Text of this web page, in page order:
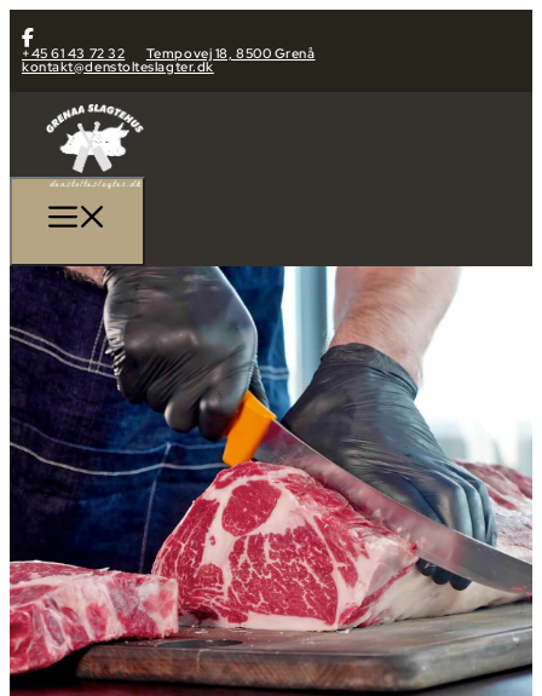
+45 61 43 72 32 Tempovej 18, 8500 Grenå
kontakt@denstolteslagter.dk